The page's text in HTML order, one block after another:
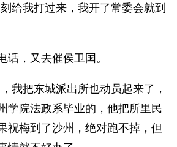
给我打过来，我开了常委会就到
话，又去催侯卫国。
我把东城派出所也动员起来了，
学院法政系毕业的，他把所里民
祝梅到了沙州，绝对跑不掉，但